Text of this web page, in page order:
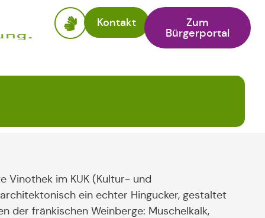
Kontakt
Zum
Bürgerportal
Vinothek im KUK (Kultur- und
ein echter Hingucker, gestaltet
der fränkischen Weinberge: Muschelkalk,